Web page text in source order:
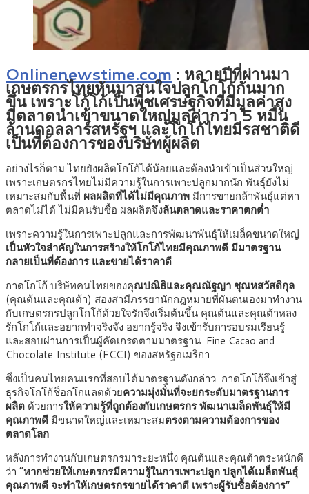
Onlinenewstime.com : หลายปีที่ผ่านมา
เกษตรกรไทยหันมาสนใจปลูกโกโก้กันมาก
ขึ้น เพราะโก้โก้เป็นพืชเศรษฐกิจที่มีมูลค่าสูง
มีตลาดนำเข้าขนาดใหญ่มูลค่ากว่า 5 หมื่น
ล้านดอลลาร์สหรัฐฯ และโกโก้ไทยมีรสชาติดี
เป็นที่ต้องการของบริษัทผู้ผลิต
อย่างไรก็ตาม ไทยยังผลิตโกโก้ได้น้อยและต้องนำเข้าเป็นส่วนใหญ่
เพราะเกษตรกรไทยไม่มีความรู้ในการเพาะปลูกมากนัก พันธุ์ยังไม่
เหมาะสมกับพื้นที่ ผลผลิตที่ได้ไม่มีคุณภาพ มีการขายกล้าพันธุ์แต่หา
ตลาดไม่ได้ ไม่มีคนรับซื้อ ผลผลิตจึงล้นตลาดและราคาตกต่ำ
เพราะความรู้ในการเพาะปลูกและการพัฒนาพันธุ์ให้เมล็ดขนาดใหญ่
เป็นหัวใจสำคัญในการสร้างให้โกโก้ไทยมีคุณภาพดี มีมาตรฐาน
กลายเป็นที่ต้องการ และขายได้ราคาดี
กาดโกโก้ บริษัทคนไทยของคุณปณิธิและคุณณัฐญา ชุณหสวัสดิกุล
(คุณต้นและคุณต้า) สองสามีภรรยานักกฎหมายที่ผันตนเองมาทำงาน
กับเกษตรกรปลูกโกโก้ด้วยใจรักจึงเริ่มต้นขึ้น คุณต้นและคุณต้าหลง
รักโกโก้และอยากทำจริงจัง อยากรู้จริง จึงเข้ารับการอบรมเรียนรู้
และสอบผ่านการเป็นผู้คัดเกรดตามมาตรฐาน Fine Cacao and
Chocolate Institute (FCCI) ของสหรัฐอเมริกา
ซึ่งเป็นคนไทยคนแรกที่สอบได้มาตรฐานดังกล่าว กาดโกโก้จึงเข้าสู่
ธุรกิจโกโก้ช็อกโกแลตด้วยความมุ่งมั่นที่จะยกระดับมาตรฐานการ
ผลิต ด้วยการให้ความรู้ที่ถูกต้องกับเกษตรกรพัฒนาเมล็ดพันธุ์ให้มี
คุณภาพดี มีขนาดใหญ่และเหมาะสมตรงตามความต้องการของ
ตลาดโลก
หลังการทำงานกับเกษตรกรมาระยะหนึ่ง คุณต้นและคุณต้าตระหนักดี
ว่า “หากช่วยให้เกษตรกรมีความรู้ในการเพาะปลูก ปลูกได้เมล็ดพันธุ์
คุณภาพดีจะทำให้เกษตรกรขายได้ราคาดี เพราะผู้รับซื้อต้องการ”